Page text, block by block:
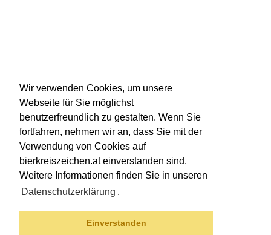
Wir verwenden Cookies, um unsere
Webseite für Sie möglichst
benutzerfreundlich zu gestalten. Wenn Sie
fortfahren, nehmen wir an, dass Sie mit der
Verwendung von Cookies auf
bierkreiszeichen.at einverstanden sind.
Weitere Informationen finden Sie in unseren
Datenschutzerklärung .
Einverstanden